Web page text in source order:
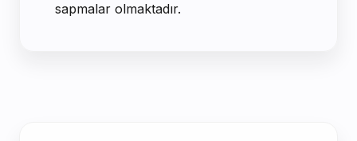
sapmalar olmaktadır.